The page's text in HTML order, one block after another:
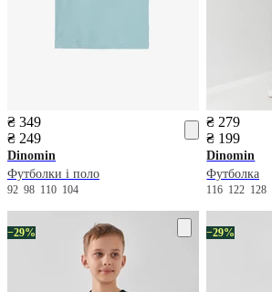
₴ 349
₴ 249
Dinomin
Футболки і поло
92 98 110 104
₴ 279
₴ 199
Dinomin
Футболка
116 122 128
−29% −29%